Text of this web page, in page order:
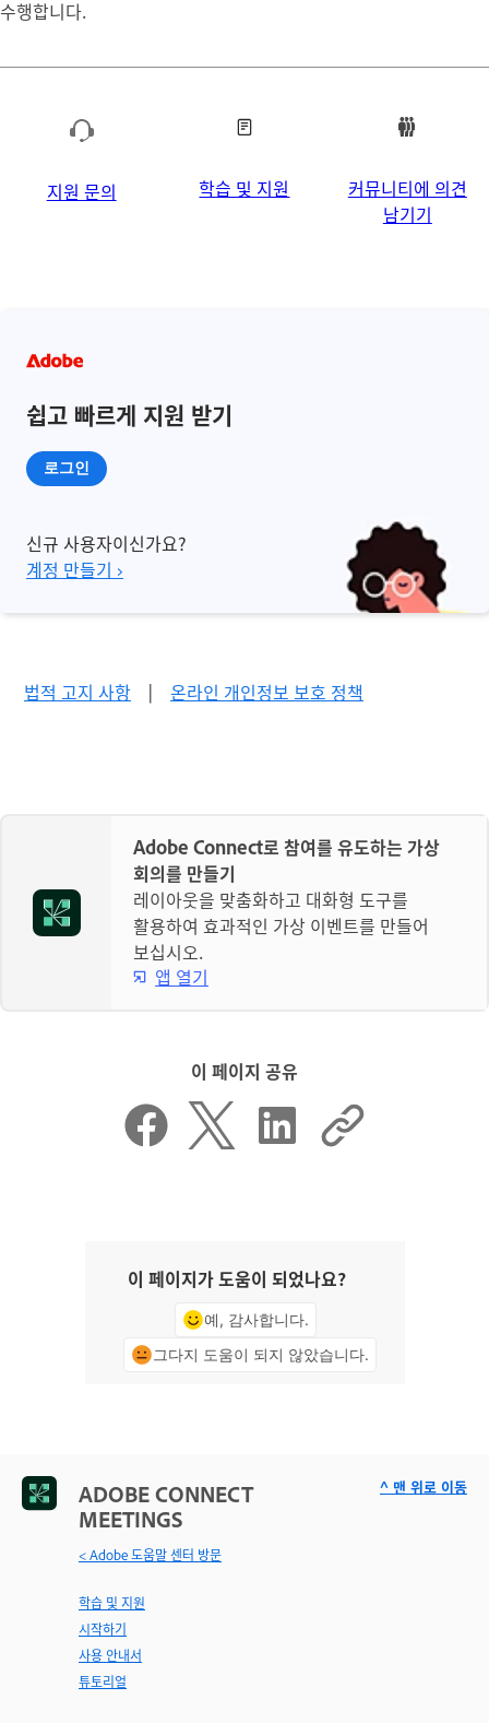
수행합니다.
지원 문의 학습 및 지원
커뮤니티에 의견
남기기
쉽고 빠르게 지원 받기
로그인
신규 사용자이신가요?
계정 만들기 ›
법적 고지 사항 | 온라인 개인정보 보호 정책
Adobe Connect로 참여를 유도하는 가상
회의를 만들기
레이아웃을 맞춤화하고 대화형 도구를
활용하여 효과적인 가상 이벤트를 만들어
보십시오.
앱 열기
이 페이지 공유
이 페이지가 도움이 되었나요?
예, 감사합니다.
그다지 도움이 되지 않았습니다.
ADOBE CONNECT
MEETINGS
< Adobe 도움말 센터 방문
학습 및 지원
시작하기
사용 안내서
튜토리얼
^ 맨 위로 이동